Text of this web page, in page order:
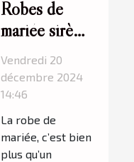
Robes de
mariée sirène
à Paris 5 :
l’élégance
intemporelle
signée
Cymbeline
Vendredi 20
décembre 2024
14:46
La robe de
mariée, c’est bien
plus qu’un